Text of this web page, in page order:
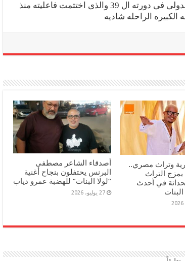
بدر وحمل مهرجان القاهره السينمائى الدولى فى دورته ال 39 والذى اختتمت فاعليته منذ
الكبيره الراحله شاديه
وتراث مصري..
التراث
في أحدث
أصدقاء الشاعر مصطفى
البرنس يحتفلون بنجاح أغنية
“لولا البنات” للهضبة عمرو دياب
27 يوليو، 2026